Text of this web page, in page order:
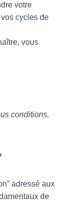
votre
cycles de
vous
conditions.
adressé aux
de